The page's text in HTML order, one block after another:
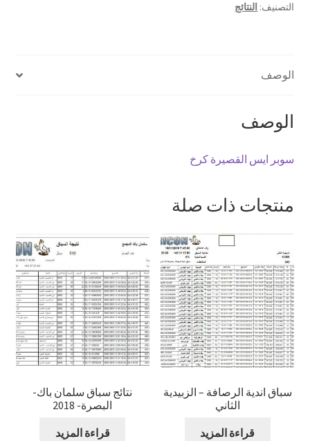
التصنيف: النتائج
الوصف
الوصف
سوبر ايس القصيرة كرخ
منتجات ذات صلة
نتائج سباق سلمان باك-
البصرة- 2018
قراءة المزيد
سباق اندية الرصافة – الزبيدية
الثاني
قراءة المزيد